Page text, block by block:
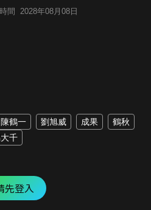
間 2028年08月08日
陳鶴一 劉旭威 成果
鶴秋
千
先登入